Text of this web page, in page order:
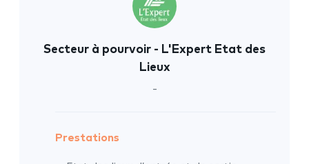
Secteur à pourvoir - L'Expert Etat des
Lieux
-
Prestations